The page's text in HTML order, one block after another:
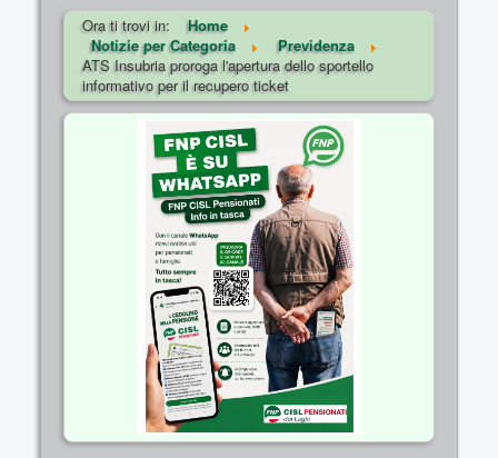
Ora ti trovi in:
Home
Notizie per Categoria
Previdenza
ATS Insubria proroga l'apertura dello sportello
informativo per il recupero ticket